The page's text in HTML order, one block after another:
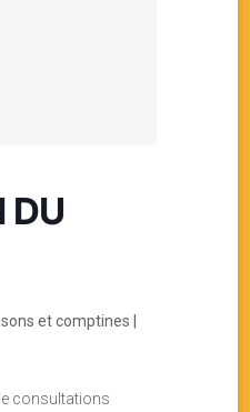
DU
et comptines |
consultations